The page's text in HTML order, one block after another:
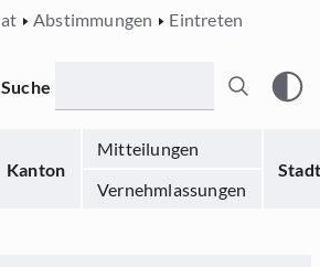
Abstimmungen Eintreten
Kanton
Mitteilungen
Stadt
Vernehmlassungen
Suche